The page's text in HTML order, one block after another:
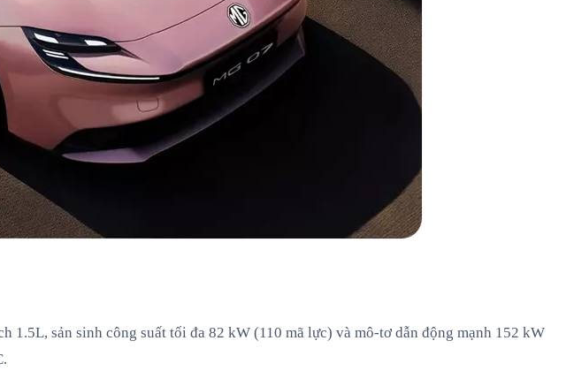
sản sinh công suất tối đa 82 kW (110 mã lực) và mô-tơ dẫn động mạnh 152 kW